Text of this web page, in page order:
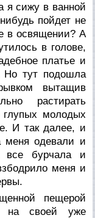
я сижу в ванной
пойдет не
в освящении? А
в голове,
платье и
Но тут подошла
вытащив
растирать
молодых
И так далее, и
меня одевали и
все бурчала и
меня и
пещерой
на своей уже